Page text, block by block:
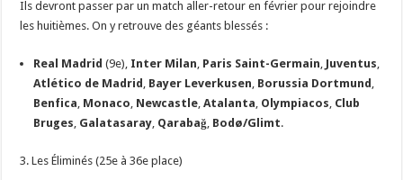
​Ils devront passer par un match aller-retour en février pour rejoindre
les huitièmes. On y retrouve des géants blessés :
Real Madrid (9e), Inter Milan Paris Saint-Germain Juventus
Atlético de Madrid
Bayer Leverkusen Borussia Dortmund
Benfica Monaco Newcastle ,Atalanta Olympiacos Club
Bruges Galatasaray Qarabağ Bodø/Glimt.
​3. Les Éliminés (25e à 36e place)